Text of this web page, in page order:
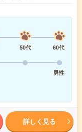
50代
60代
男性
詳しく見る